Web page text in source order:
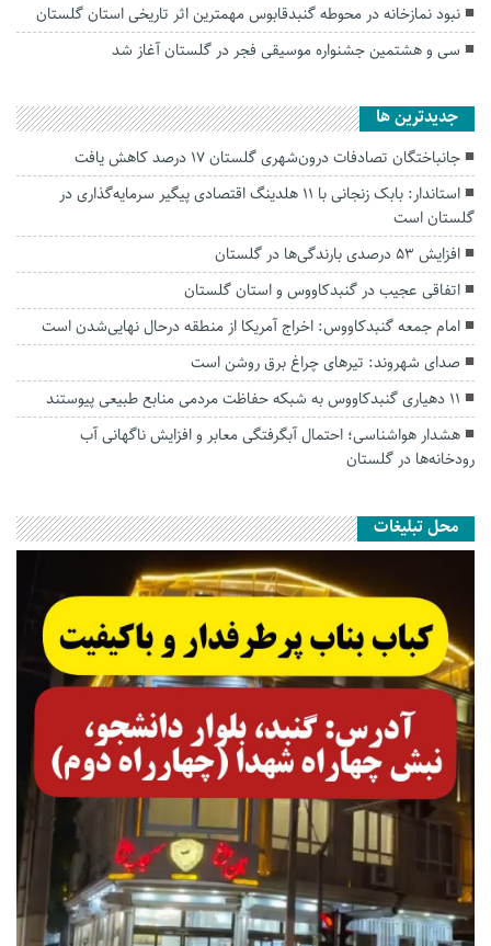
نبود نمازخانه در محوطه گنبدقابوس مهمترین اثر تاریخی استان گلستان
سی و هشتمین جشنواره موسیقی فجر در گلستان آغاز شد
جديدترين ها
جانباختگان تصادفات درون‌شهری گلستان ۱۷ درصد کاهش یافت
استاندار: بابک زنجانی با ۱۱ هلدینگ اقتصادی پیگیر سرمایه‌گذاری در
گلستان است
افزایش ۵۳ درصدی بارندگی‌ها در گلستان
اتفاقی عجیب در‌ گنبدکاووس و استان گلستان
امام جمعه گنبدکاووس: اخراج آمریکا از منطقه درحال نهایی‌شدن است
صدای شهروند: تیرهای چراغ برق روشن است
۱۱ دهیاری گنبدکاووس به شبکه حفاظت مردمی منابع طبیعی پیوستند
هشدار هواشناسی؛ احتمال آبگرفتگی معابر و افزایش ناگهانی آب
رودخانه‌ها در گلستان
محل تبلیغات